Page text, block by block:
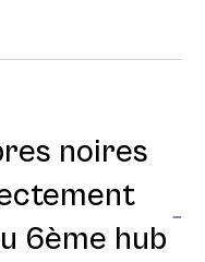
noires
6ème hub